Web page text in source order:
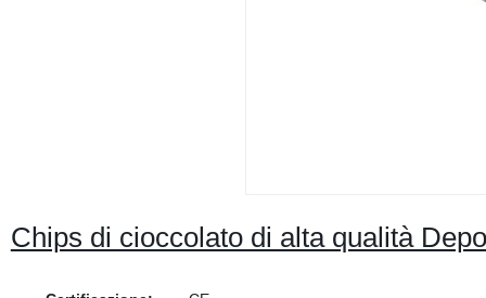
Chips di cioccolato di alta qualità